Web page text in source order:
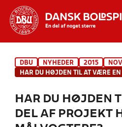
HOLD
DBU NYHEDER 2015
HAR DU HØJDEN
DEL AF PROJEKT